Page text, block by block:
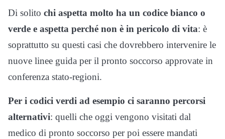
Di solito chi aspetta molto ha un codice bianco o
verde e aspetta perché non è in pericolo di vita: è
soprattutto su questi casi che dovrebbero intervenire le
nuove linee guida per il pronto soccorso approvate in
conferenza stato-regioni.
Per i codici verdi ad esempio ci saranno percorsi
alternativi: quelli che oggi vengono visitati dal
medico di pronto soccorso per poi essere mandati